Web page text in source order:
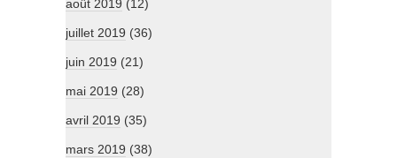
août 2019 (12)
juillet 2019 (36)
juin 2019 (21)
mai 2019 (28)
avril 2019 (35)
mars 2019 (38)